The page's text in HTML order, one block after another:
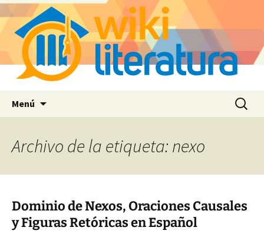
Menú Buscar:
Archivo de la etiqueta: nexo
Dominio de Nexos, Oraciones Causales
y Figuras Retóricas en Español